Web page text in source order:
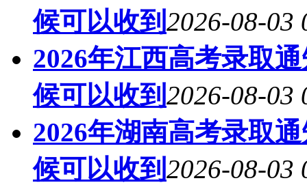
候可以收到 2026-08-03
2026年江西高考录取
候可以收到 2026-08-03
2026年湖南高考录取
候可以收到 2026-08-03